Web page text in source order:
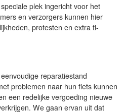
plek ingericht voor het
en verzorgers kunnen hier
protesten en extra ti-
reparatiestand
problemen naar hun fiets kunnen
een redelijke vergoeding nieuwe
We gaan ervan uit dat